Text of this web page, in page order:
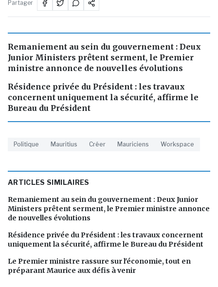
Partager
Remaniement au sein du gouvernement : Deux
Junior Ministers prêtent serment, le Premier
ministre annonce de nouvelles évolutions
Résidence privée du Président : les travaux
concernent uniquement la sécurité, affirme le
Bureau du Président
Politique Mauritius Créer Mauriciens Workspace
ARTICLES SIMILAIRES
Remaniement au sein du gouvernement : Deux Junior
Ministers prêtent serment, le Premier ministre annonce
de nouvelles évolutions
Résidence privée du Président : les travaux concernent
uniquement la sécurité, affirme le Bureau du Président
Le Premier ministre rassure sur l'économie, tout en
préparant Maurice aux défis à venir